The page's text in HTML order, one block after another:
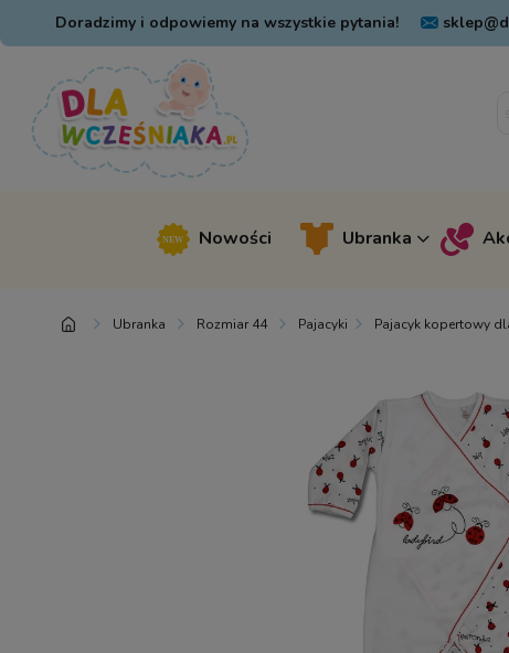
Doradzimy i odpowiemy na wszystkie pytania!
Nowości Ubranka
Ubranka Rozmiar 44 Pajacyki Pajacyk kopertowy